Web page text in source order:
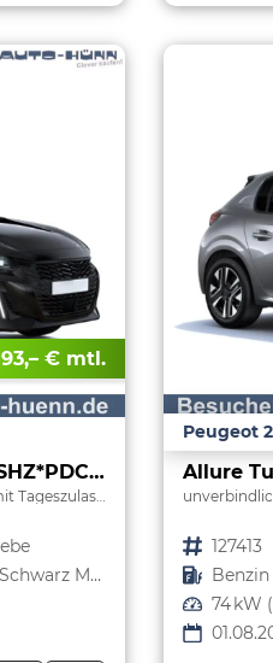
€ mtl.
Allure Turbo 100 PS Android Auto*SHZ*PDC v/h*Klimaauto*Tempomat*
Perla Nera Schwarz Metallic
Peugeot
Fahrzeugnr. 127413
Kraftstoff Benzin
Leistung 74 kW